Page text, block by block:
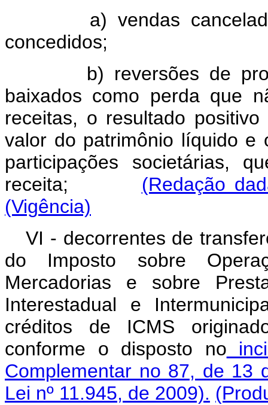
a) vendas canceladas
concedidos;
b) reversões de
baixados como perda que
receitas, o resultado
valor do patrimônio líquido e
participações societárias,
receita; (Redação
(Vigência)
VI - decorrentes de
do Imposto sobre
Mercadorias e sobre
Interestadual e
créditos de ICMS
conforme o disposto no
Complementar no 87, de 13
Lei nº 11.945, de 2009).